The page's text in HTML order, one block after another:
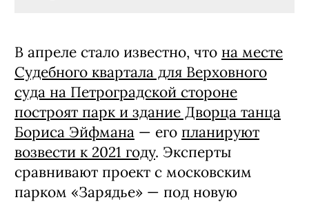
В апреле стало известно, что на месте
Судебного квартала для Верховного
суда на Петроградской стороне
построят парк и здание Дворца танца
Бориса Эйфмана — его планируют
возвести к 2021 году. Эксперты
сравнивают проект с московским
парком «Зарядье» — под новую